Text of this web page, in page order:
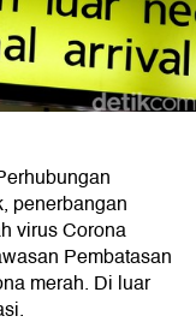
penerbangan
virus Corona
Pembatasan
merah. Di luar